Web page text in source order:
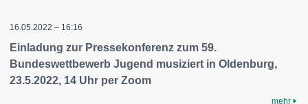
16.05.2022 – 16:16
Einladung zur Pressekonferenz zum 59.
Bundeswettbewerb Jugend musiziert in Oldenburg,
23.5.2022, 14 Uhr per Zoom
mehr